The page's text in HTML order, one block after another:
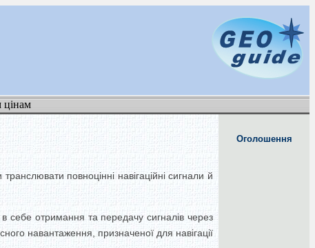
цінам
повноцінні навігаційні сигнали й
себе отримання та передачу сигналів через
навантаження, призначеної для навігації
Оголошення